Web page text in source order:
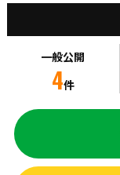
一般公開
4件